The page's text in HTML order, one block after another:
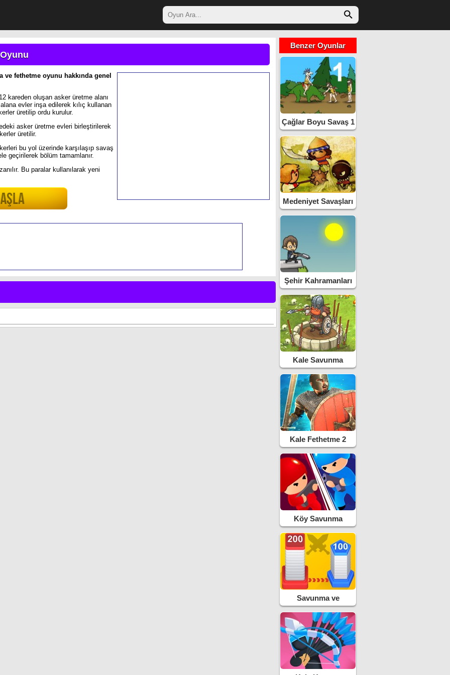
ve fethetme oyunu hakkında genel
kareden oluşan asker üretme alanı
evler inşa edilerek kılıç kullanan
üretilip ordu kurulur.
asker üretme evleri birleştirilerek
üretilir.
bu yol üzerinde karşılaşıp savaş
geçirilerek bölüm tamamlanır.
Bu paralar kullanılarak yeni
Benzer Oyunlar
Çağlar Boyu Savaş 1
Türkçe
Medeniyet Savaşları
Eve Dönüş
Şehir Kahramanları
Kale Savunma
Kale Fethetme 2
Köy Savunma
Savunma ve
Fethetme